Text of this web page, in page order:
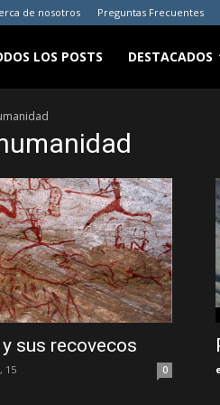
de nosotros Preguntas Frecuentes
LOS POSTS DESTACADOS
sus recovecos
15 0